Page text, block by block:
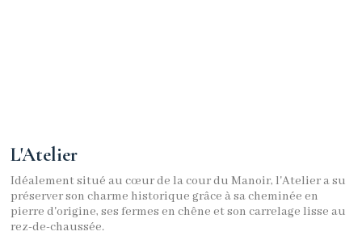
L'Atelier
Idéalement situé au cœur de la cour du Manoir, l'Atelier a su
préserver son charme historique grâce à sa cheminée en
pierre d'origine, ses fermes en chêne et son carrelage lisse au
rez-de-chaussée.